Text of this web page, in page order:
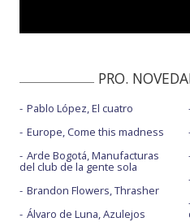
PRO.
Pablo López, El cuatro
Europe, Come this madness
Arde Bogotá, Manufacturas
del club de la gente sola
Brandon Flowers, Thrasher
Álvaro de Luna, Azulejos